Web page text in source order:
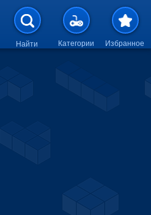
Перейти к основному
Найти Категории Избранное